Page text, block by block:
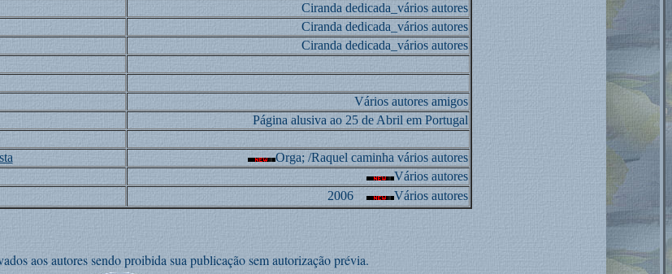
Ciranda dedicada_vários autores
Ciranda dedicada_vários autores
Ciranda dedicada_vários autores
Vários autores amigos
Página alusiva ao 25 de Abril em Portugal
Orga; /Raquel caminha vários autores
Vários autores
2006 Vários autores
aos autores sendo proibida sua publicação sem autorização prévia.